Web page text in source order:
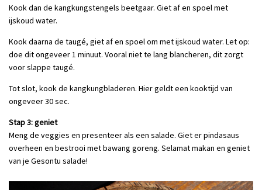
Kook dan de kangkungstengels beetgaar. Giet af en spoel met
ijskoud water.
Kook daarna de taugé, giet af en spoel om met ijskoud water. Let op:
doe dit ongeveer 1 minuut. Vooral niet te lang blancheren, dit zorgt
voor slappe taugé.
Tot slot, kook de kangkungbladeren. Hier geldt een kooktijd van
ongeveer 30 sec.
Stap 3: geniet
Meng de veggies en presenteer als een salade. Giet er pindasaus
overheen en bestrooi met bawang goreng. Selamat makan en geniet
van je Gesontu salade!